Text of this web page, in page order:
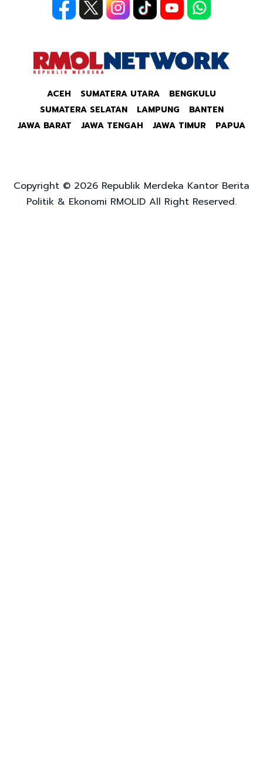
ACEH SUMATERA UTARA
BENGKULU
SUMATERA SELATAN
LAMPUNG
BANTEN
JAWA BARAT
JAWA TENGAH JAWA TIMUR PAPUA
Copyright © 2026 Republik Merdeka Kantor Berita
Politik & Ekonomi RMOLID All Right Reserved.